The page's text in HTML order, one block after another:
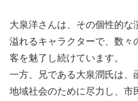
大泉洋さんは、その個性的な
溢れるキャラクターで、数々
客を魅了し続けています。
一方、兄である大泉潤氏は、
地域社会のために尽力し、市